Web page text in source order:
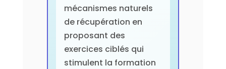
mécanismes naturels
de récupération en
proposant des
exercices ciblés qui
stimulent la formation